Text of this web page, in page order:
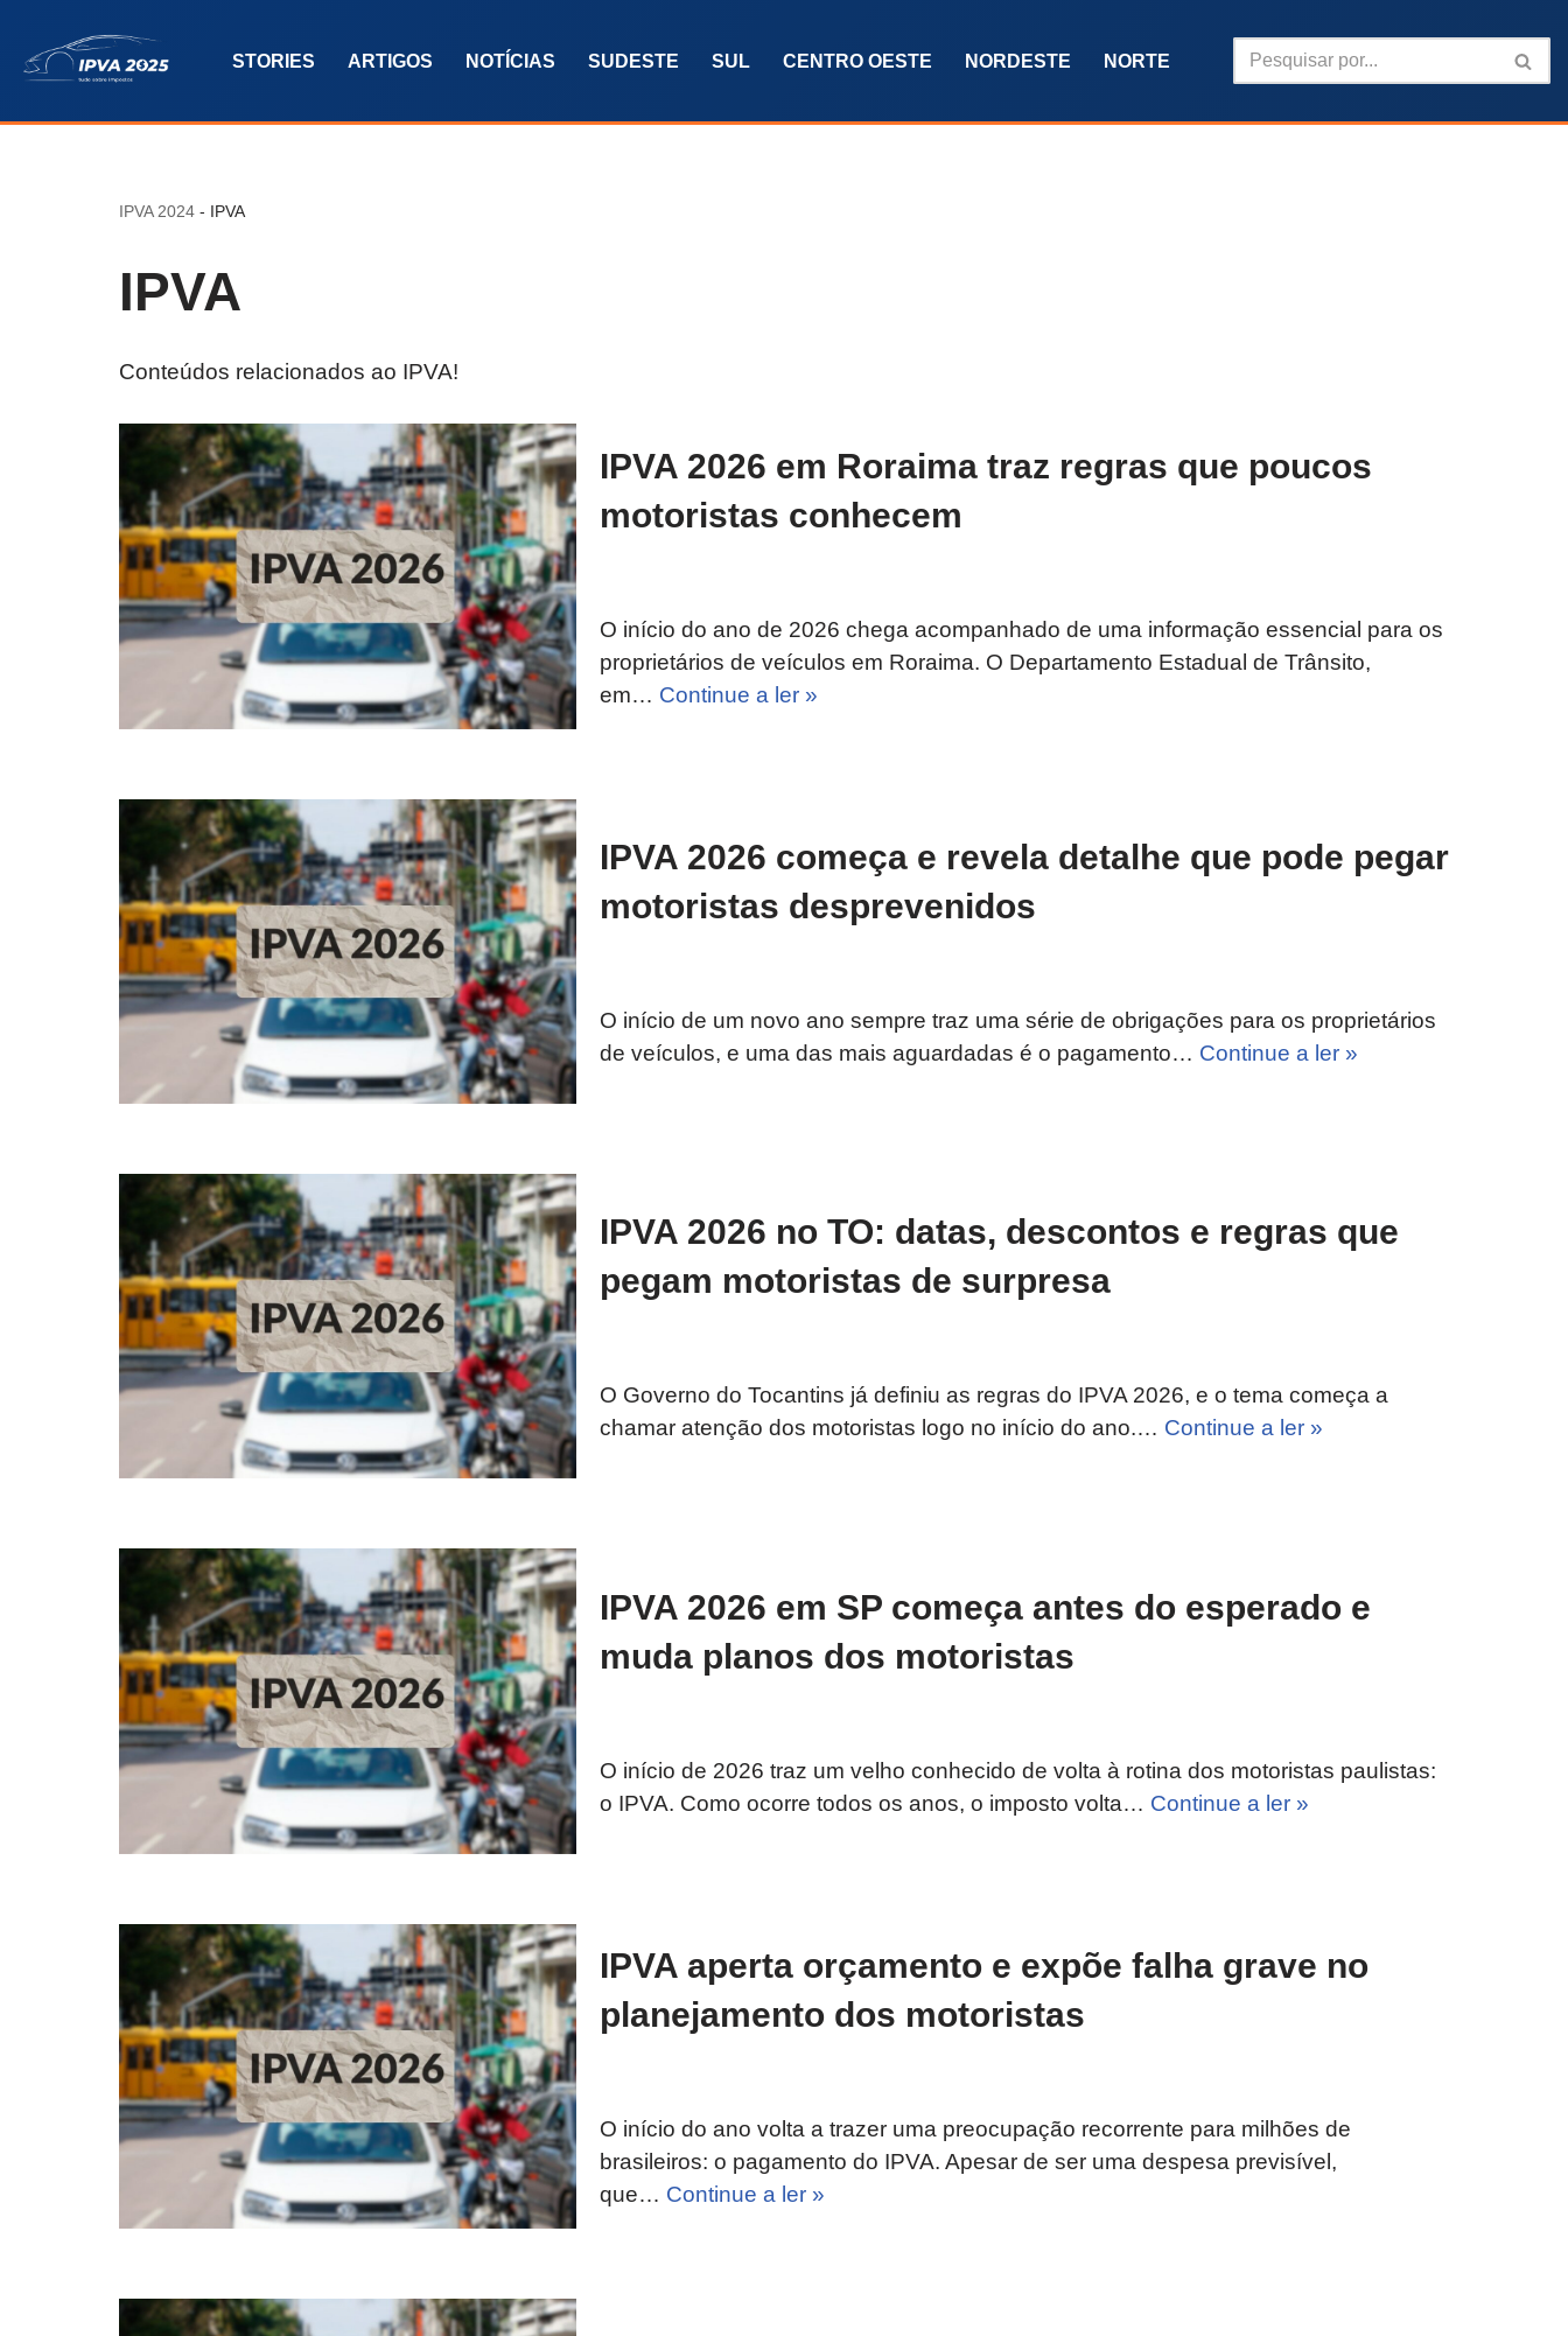
Pular
o
STORIES ARTIGOS NOTÍCIAS SUDESTE SUL CENTRO OESTE NORDESTE NORTE
IPVA 2024 - IPVA
IPVA
Conteúdos relacionados ao IPVA!
IPVA 2026 em Roraima traz regras que poucos
motoristas conhecem
O início do ano de 2026 chega acompanhado de uma informação essencial para os
proprietários de veículos em Roraima. O Departamento Estadual de Trânsito,
em… Continue a ler »
IPVA 2026 começa e revela detalhe que pode pegar
motoristas desprevenidos
O início de um novo ano sempre traz uma série de obrigações para os proprietários
de veículos, e uma das mais aguardadas é o pagamento… Continue a ler »
IPVA 2026 no TO: datas, descontos e regras que
pegam motoristas de surpresa
O Governo do Tocantins já definiu as regras do IPVA 2026, e o tema começa a
chamar atenção dos motoristas logo no início do ano.… Continue a ler »
IPVA 2026 em SP começa antes do esperado e
muda planos dos motoristas
O início de 2026 traz um velho conhecido de volta à rotina dos motoristas paulistas:
o IPVA. Como ocorre todos os anos, o imposto volta… Continue a ler »
IPVA aperta orçamento e expõe falha grave no
planejamento dos motoristas
O início do ano volta a trazer uma preocupação recorrente para milhões de
brasileiros: o pagamento do IPVA. Apesar de ser uma despesa previsível,
que… Continue a ler »